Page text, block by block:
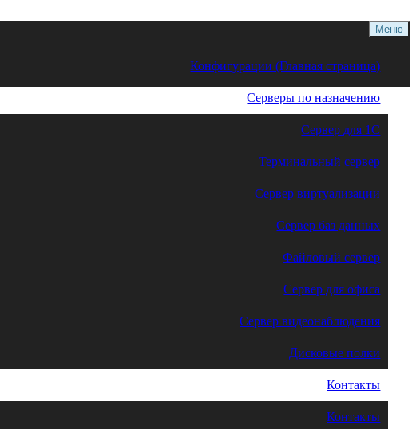
Меню
Конфигурации (Главная страница)
Серверы по назначению
Сервер для 1С
Терминальный сервер
Сервер виртуализации
Сервер баз данных
Файловый сервер
Сервер для офиса
Сервер видеонаблюдения
Дисковые полки
Контакты
Контакты